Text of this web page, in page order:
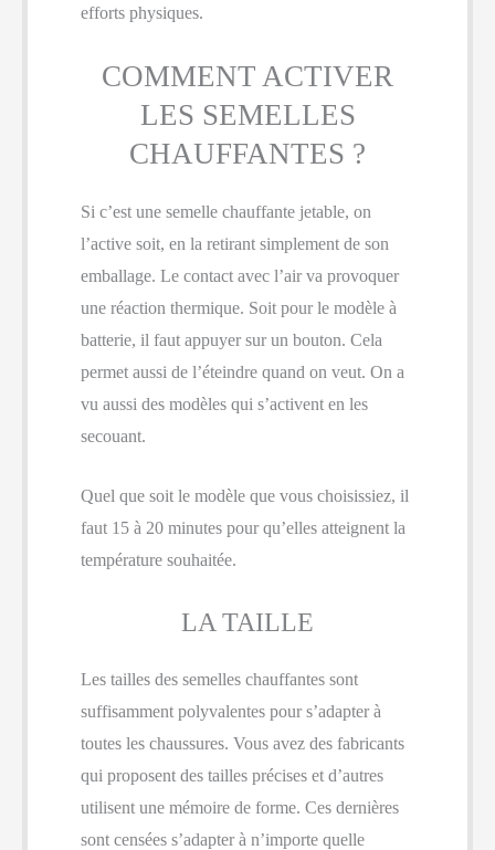
efforts physiques.
COMMENT ACTIVER
LES SEMELLES
CHAUFFANTES ?
Si c’est une semelle chauffante jetable, on
l’active soit, en la retirant simplement de son
emballage. Le contact avec l’air va provoquer
une réaction thermique. Soit pour le modèle à
batterie, il faut appuyer sur un bouton. Cela
permet aussi de l’éteindre quand on veut. On a
vu aussi des modèles qui s’activent en les
secouant.
Quel que soit le modèle que vous choisissiez, il
faut 15 à 20 minutes pour qu’elles atteignent la
température souhaitée.
LA TAILLE
Les tailles des semelles chauffantes sont
suffisamment polyvalentes pour s’adapter à
toutes les chaussures. Vous avez des fabricants
qui proposent des tailles précises et d’autres
utilisent une mémoire de forme. Ces dernières
sont censées s’adapter à n’importe quelle